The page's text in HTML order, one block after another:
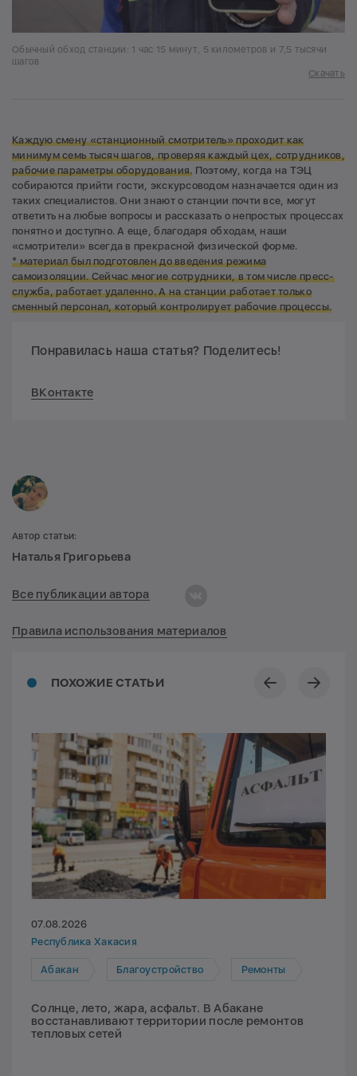
Обычный обход станции: 1 час 15 минут, 5 километров и 7,5 тысячи
шагов
Скачать
Каждую смену «станционный смотритель» проходит как
минимум семь тысяч шагов, проверяя каждый цех, сотрудников,
рабочие параметры оборудования. Поэтому, когда на ТЭЦ
собираются прийти гости, экскурсоводом назначается один из
таких специалистов. Они знают о станции почти все, могут
ответить на любые вопросы и рассказать о непростых процессах
понятно и доступно. А еще, благодаря обходам, наши
«смотрители» всегда в прекрасной физической форме.
* материал был подготовлен до введения режима
самоизоляции. Сейчас многие сотрудники, в том числе пресс-
служба, работает удаленно. А на станции работает только
сменный персонал, который контролирует рабочие процессы.
Понравилась наша статья? Поделитесь!
ВКонтакте
ПОХОЖИЕ СТАТЬИ
07.08.2026
Республика Хакасия
Абакан Благоустройство Ремонты
Солнце, лето, жара, асфальт. В Абакане
восстанавливают территории после ремонтов
тепловых сетей
Автор статьи:
Наталья Григорьева
Все публикации автора
Правила использования материалов